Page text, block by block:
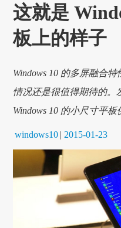
这就是
板上的样子
Windows 10 的多屏融合
情况还是很值得期待的。
Windows 10 的小尺寸平板
windows10 | 2015-01-23